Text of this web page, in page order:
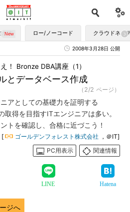
かす ロー/ノーコード クラウドネイ
2008年3月28日 公開
とデータベース作成
！ Bronze DBA講座（1）
（2/2 ページ）
アとしての基礎力を証明する
取得を目指すITエンジニアは多い。
トを確認し、合格に近づこう！
[ ゴールデンフォレスト株式会社 ，＠IT]
PC用表示
関連情報
LINE Hatena
ジへ